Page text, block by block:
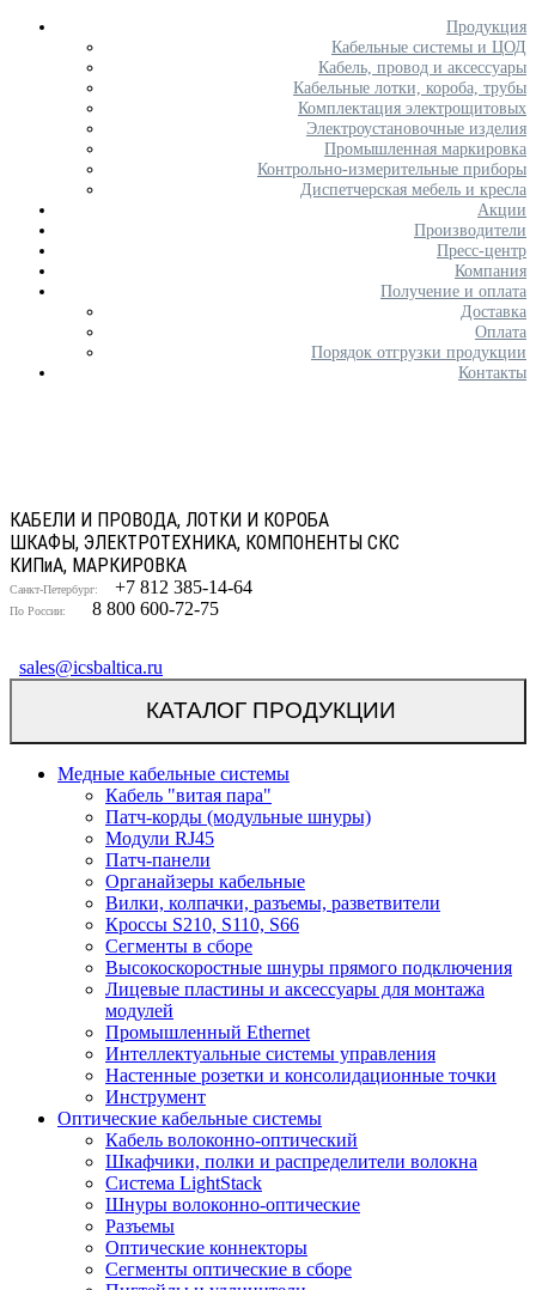
Продукция
Кабельные системы и ЦОД
Кабель, провод и аксессуары
Кабельные лотки, короба, трубы
Комплектация электрощитовых
Электроустановочные изделия
Промышленная маркировка
Контрольно-измерительные приборы
Диспетчерская мебель и кресла
Акции
Производители
Пресс-центр
Компания
Получение и оплата
Доставка
Оплата
Порядок отгрузки продукции
Контакты
КАБЕЛИ И ПРОВОДА, ЛОТКИ И КОРОБА
ШКАФЫ, ЭЛЕКТРОТЕХНИКА, КОМПОНЕНТЫ СКС
КИПиА, МАРКИРОВКА
Санкт-Петербург: +7 812 385-14-64
По России: 8 800 600-72-75
sales@icsbaltica.ru
КАТАЛОГ ПРОДУКЦИИ
Медные кабельные системы
Кабель "витая пара"
Патч-корды (модульные шнуры)
Модули RJ45
Патч-панели
Органайзеры кабельные
Вилки, колпачки, разъемы, разветвители
Кроссы S210, S110, S66
Сегменты в сборе
Высокоскоростные шнуры прямого подключения
Лицевые пластины и аксессуары для монтажа
модулей
Промышленный Ethernet
Интеллектуальные системы управления
Настенные розетки и консолидационные точки
Инструмент
Оптические кабельные системы
Кабель волоконно-оптический
Шкафчики, полки и распределители волокна
Система LightStack
Шнуры волоконно-оптические
Разъемы
Оптические коннекторы
Сегменты оптические в сборе